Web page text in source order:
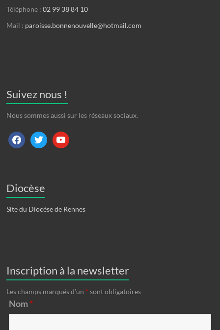
Téléphone :02 99 38 84 10
Mail : paroisse.bonnenouvelle@hotmail.com
Suivez nous !
Nous sommes aussi sur les réseaux sociaux.
facebooktwitter youtube
Diocèse
Site du Diocèse de Rennes
Inscription à la newsletter
Les champs marqués d’un * sont obligatoires
Nom *